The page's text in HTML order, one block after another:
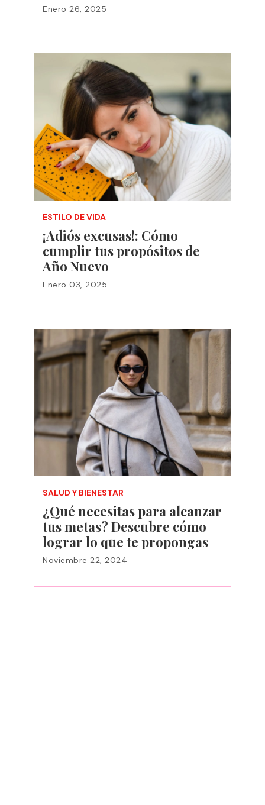
Enero 26, 2025
ESTILO DE VIDA
¡Adiós excusas!: Cómo
cumplir tus propósitos de
Año Nuevo
Enero 03, 2025
SALUD Y BIENESTAR
¿Qué necesitas para alcanzar
tus metas? Descubre cómo
lograr lo que te propongas
Noviembre 22, 2024